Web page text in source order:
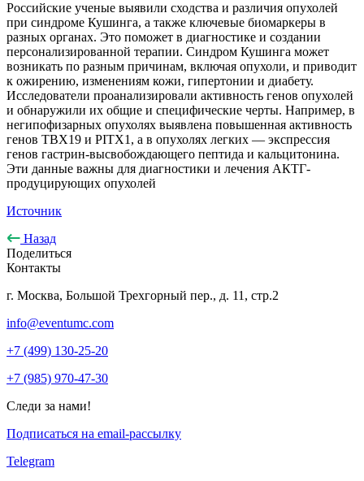
Российские ученые выявили сходства и различия опухолей
при синдроме Кушинга, а также ключевые биомаркеры в
разных органах. Это поможет в диагностике и создании
персонализированной терапии. Синдром Кушинга может
возникать по разным причинам, включая опухоли, и приводит
к ожирению, изменениям кожи, гипертонии и диабету.
Исследователи проанализировали активность генов опухолей
и обнаружили их общие и специфические черты. Например, в
негипофизарных опухолях выявлена повышенная активность
генов TBX19 и PITX1, а в опухолях легких — экспрессия
генов гастрин-высвобождающего пептида и кальцитонина.
Эти данные важны для диагностики и лечения АКТГ-
продуцирующих опухолей
Источник
Назад
Поделиться
Контакты
г. Москва, Большой Трехгорный пер., д. 11, стр.2
info@eventumc.com
+7 (499) 130-25-20
+7 (985) 970-47-30
Следи за нами!
Подписаться на email-рассылку
Telegram